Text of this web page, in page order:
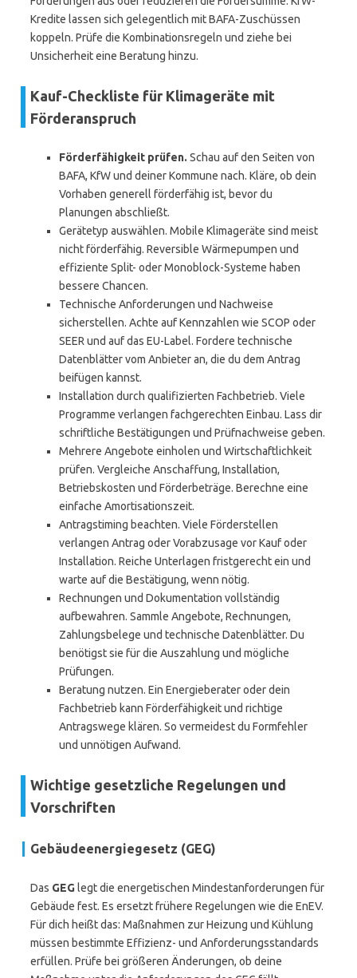
Kredite lassen sich gelegentlich mit BAFA-Zuschüssen
koppeln. Prüfe die Kombinationsregeln und ziehe bei
Unsicherheit eine Beratung hinzu.
Kauf-Checkliste für Klimageräte mit
Förderanspruch
Förderfähigkeit prüfen. Schau auf den Seiten von
BAFA, KfW und deiner Kommune nach. Kläre, ob dein
Vorhaben generell förderfähig ist, bevor du
Planungen abschließt.
Gerätetyp auswählen. Mobile Klimageräte sind meist
nicht förderfähig. Reversible Wärmepumpen und
effiziente Split- oder Monoblock-Systeme haben
bessere Chancen.
Technische Anforderungen und Nachweise
sicherstellen. Achte auf Kennzahlen wie SCOP oder
SEER und auf das EU-Label. Fordere technische
Datenblätter vom Anbieter an, die du dem Antrag
beifügen kannst.
Installation durch qualifizierten Fachbetrieb. Viele
Programme verlangen fachgerechten Einbau. Lass dir
schriftliche Bestätigungen und Prüfnachweise geben.
Mehrere Angebote einholen und Wirtschaftlichkeit
prüfen. Vergleiche Anschaffung, Installation,
Betriebskosten und Förderbeträge. Berechne eine
einfache Amortisationszeit.
Antragstiming beachten. Viele Förderstellen
verlangen Antrag oder Vorabzusage vor Kauf oder
Installation. Reiche Unterlagen fristgerecht ein und
warte auf die Bestätigung, wenn nötig.
Rechnungen und Dokumentation vollständig
aufbewahren. Sammle Angebote, Rechnungen,
Zahlungsbelege und technische Datenblätter. Du
benötigst sie für die Auszahlung und mögliche
Prüfungen.
Beratung nutzen. Ein Energieberater oder dein
Fachbetrieb kann Förderfähigkeit und richtige
Antragswege klären. So vermeidest du Formfehler
und unnötigen Aufwand.
Wichtige gesetzliche Regelungen und
Vorschriften
Gebäudeenergiegesetz (GEG)
Das GEG legt die energetischen Mindestanforderungen für
Gebäude fest. Es ersetzt frühere Regelungen wie die EnEV.
Für dich heißt das: Maßnahmen zur Heizung und Kühlung
müssen bestimmte Effizienz- und Anforderungsstandards
erfüllen. Prüfe bei größeren Änderungen, ob deine